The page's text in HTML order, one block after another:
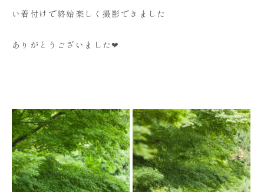
い着付けで終始楽しく撮影できました
ありがとうございました❤︎